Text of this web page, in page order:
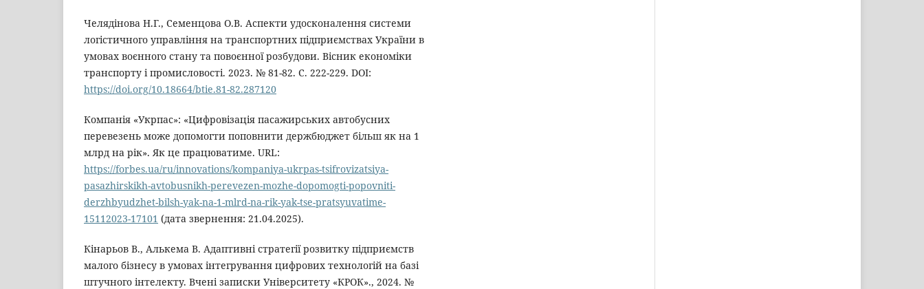
Челядінова Н.Г., Семенцова О.В. Аспекти удосконалення системи
логістичного управління на транспортних підприємствах України в
умовах воєнного стану та повоєнної розбудови. Вісник економіки
транспорту і промисловості. 2023. № 81-82. С. 222-229. DOI:
https://doi.org/10.18664/btie.81-82.287120
Компанія «Укрпас»: «Цифровізація пасажирських автобусних
перевезень може допомогти поповнити держбюджет більш як на 1
млрд на рік». Як це працюватиме. URL:
https://forbes.ua/ru/innovations/kompaniya-ukrpas-tsifrovizatsiya-
pasazhirskikh-avtobusnikh-perevezen-mozhe-dopomogti-popovniti-
derzhbyudzhet-bilsh-yak-na-1-mlrd-na-rik-yak-tse-pratsyuvatime-
15112023-17101 (дата звернення: 21.04.2025).
Кінарьов В., Алькема В. Адаптивні стратегії розвитку підприємств
малого бізнесу в умовах інтегрування цифрових технологій на базі
штучного інтелекту. Вчені записки Університету «КРОК»., 2024. №